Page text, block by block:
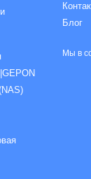
Блог
Мы в